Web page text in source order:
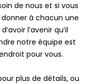
de nous et si vous
à chacun une
l’avenir qu’il
notre équipe est
pour vous.
plus de détails, ou